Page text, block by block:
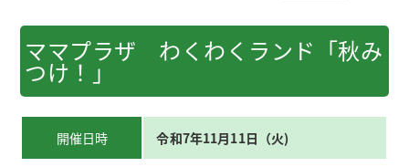
ママプラザ わくわくランド「秋み
つけ！」
開催日時 令和7年11月11日（火)